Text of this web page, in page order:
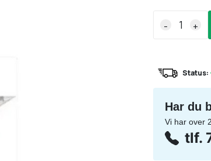
- +
Status:
Har du
Vi har over
tlf.